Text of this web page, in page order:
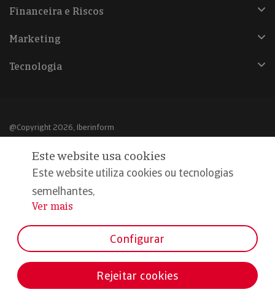
Financeira e Riscos
Marketing
Tecnologia
@Copyright 2026, Iberinform
Aviso legal
Política de cookies
Declaração de privacidade
Este website usa cookies
Este website utiliza cookies ou tecnologias
semelhantes,
...
Ver mais
Configurar
Rejeitar cookies